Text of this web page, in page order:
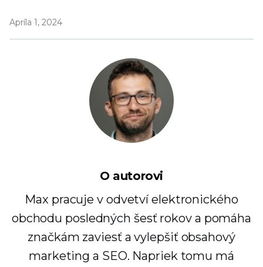
Apríla 1, 2024
O autorovi
Max pracuje v odvetví elektronického
obchodu posledných šesť rokov a pomáha
značkám zaviesť a vylepšiť obsahový
marketing a SEO. Napriek tomu má